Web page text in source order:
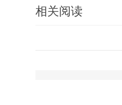
相关阅读